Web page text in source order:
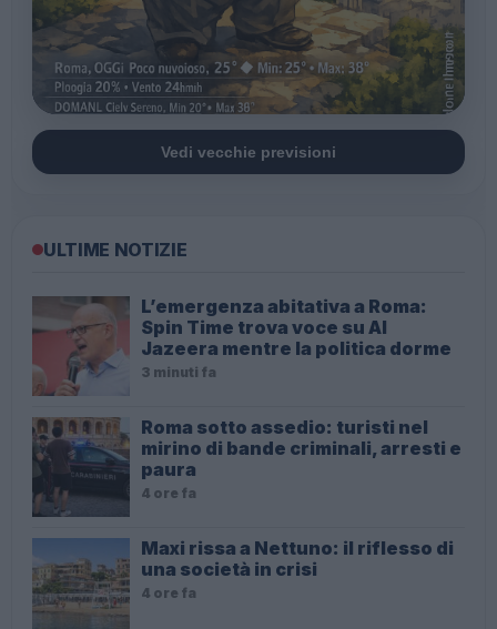
Vedi vecchie previsioni
ULTIME NOTIZIE
L’emergenza abitativa a Roma:
Spin Time trova voce su Al
Jazeera mentre la politica dorme
3 minuti fa
Roma sotto assedio: turisti nel
mirino di bande criminali, arresti e
paura
4 ore fa
Maxi rissa a Nettuno: il riflesso di
una società in crisi
4 ore fa